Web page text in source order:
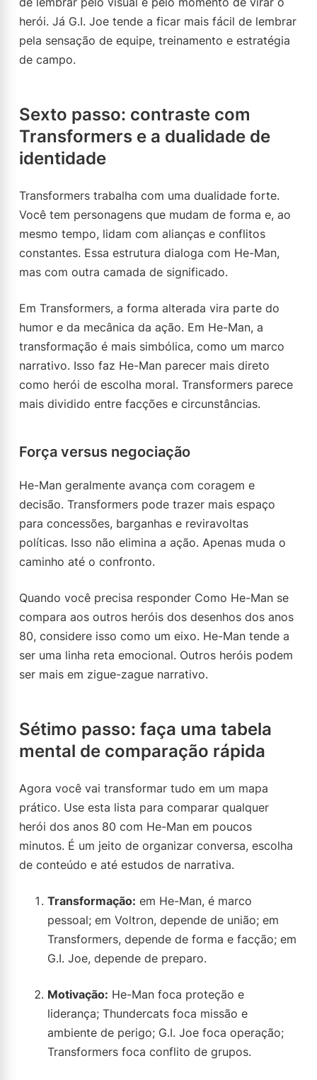
herói. Já G.I. Joe tende a ficar mais fácil de lembrar
pela sensação de equipe, treinamento e estratégia
de campo.
Sexto passo: contraste com
Transformers e a dualidade de
identidade
Transformers trabalha com uma dualidade forte.
Você tem personagens que mudam de forma e, ao
mesmo tempo, lidam com alianças e conflitos
constantes. Essa estrutura dialoga com He-Man,
mas com outra camada de significado.
Em Transformers, a forma alterada vira parte do
humor e da mecânica da ação. Em He-Man, a
transformação é mais simbólica, como um marco
narrativo. Isso faz He-Man parecer mais direto
como herói de escolha moral. Transformers parece
mais dividido entre facções e circunstâncias.
Força versus negociação
He-Man geralmente avança com coragem e
decisão. Transformers pode trazer mais espaço
para concessões, barganhas e reviravoltas
políticas. Isso não elimina a ação. Apenas muda o
caminho até o confronto.
Quando você precisa responder Como He-Man se
compara aos outros heróis dos desenhos dos anos
80, considere isso como um eixo. He-Man tende a
ser uma linha reta emocional. Outros heróis podem
ser mais em zigue-zague narrativo.
Sétimo passo: faça uma tabela
mental de comparação rápida
Agora você vai transformar tudo em um mapa
prático. Use esta lista para comparar qualquer
herói dos anos 80 com He-Man em poucos
minutos. É um jeito de organizar conversa, escolha
de conteúdo e até estudos de narrativa.
Transformação: em He-Man, é marco
pessoal; em Voltron, depende de união; em
Transformers, depende de forma e facção; em
G.I. Joe, depende de preparo.
Motivação: He-Man foca proteção e
liderança; Thundercats foca missão e
ambiente de perigo; G.I. Joe foca operação;
Transformers foca conflito de grupos.